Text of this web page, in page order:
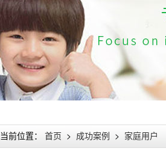
当前位置： 首页 > 成功案例 > 家庭用户